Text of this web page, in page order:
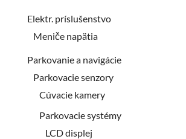
Elektr. príslušenstvo
Meniče napätia
Parkovanie a navigácie
Parkovacie senzory
Cúvacie kamery
Parkovacie systémy
LCD displej